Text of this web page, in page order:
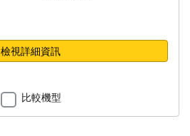
檢視詳細資訊
比較機型